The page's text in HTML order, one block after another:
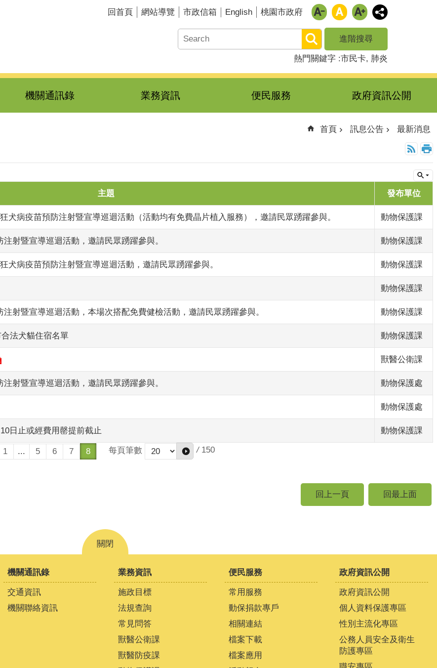
回首頁 網站導覽 市政信箱 English 桃園市政府
進階搜尋
熱門關鍵字 市民卡 肺炎
機關通訊錄 業務資訊 便民服務 政府資訊公開
首頁 訊息公告 最新消息
主題 發布單位
犬病疫苗預防注射暨宣導巡迴活動（活動均有免費晶片植入服務），邀請民眾踴躍參與。 動物保護課
射暨宣導巡迴活動，邀請民眾踴躍參與。 動物保護課
犬病疫苗預防注射暨宣導巡迴活動，邀請民眾踴躍參與。 動物保護課
動物保護課
射暨宣導巡迴活動，本場次搭配免費健檢活動，邀請民眾踴躍參與。 動物保護課
法犬貓住宿名單 動物保護課
獸醫公衛課
射暨宣導巡迴活動，邀請民眾踴躍參與。 動物保護處
動物保護處
日止或經費用罄提前截止 動物保護課
1 ... 5 6 7 8 每頁筆數 / 150
回上一頁 回最上面
關閉
機關通訊錄
交通資訊
機關聯絡資訊
業務資訊
施政目標
法規查詢
常見問答
獸醫公衛課
獸醫防疫課
便民服務
常用服務
動保捐款專戶
相關連結
檔案下載
檔案應用
政府資訊公開
政府資訊公開
個人資料保護專區
性別主流化專區
公務人員安全及衛生
防護專區